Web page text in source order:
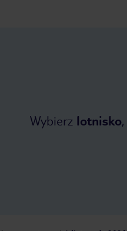
Wybierz lotnisko,